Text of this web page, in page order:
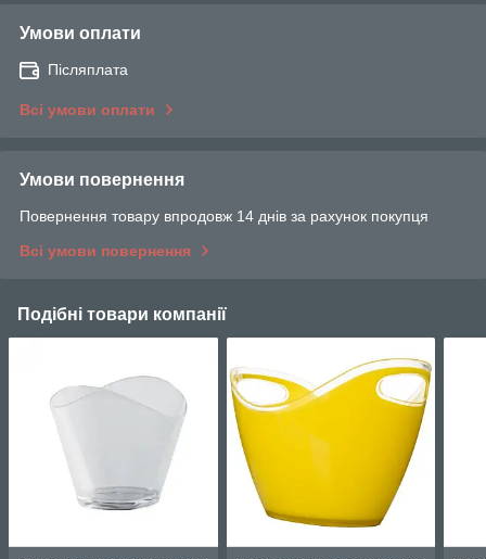
Умови оплати
Післяплата
Всі умови оплати
Умови повернення
Повернення товару впродовж 14 днів за рахунок покупця
Всі умови повернення
Подібні товари компанії